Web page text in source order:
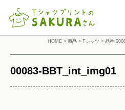
HOME > 商品 > Tシャツ > 品番
00083-BBT_int_img01